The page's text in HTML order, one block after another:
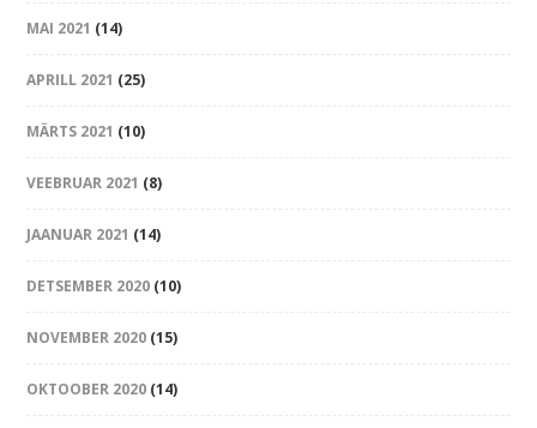
MAI 2021 (14)
APRILL 2021 (25)
MÄRTS 2021 (10)
VEEBRUAR 2021 (8)
JAANUAR 2021 (14)
DETSEMBER 2020 (10)
NOVEMBER 2020 (15)
OKTOOBER 2020 (14)